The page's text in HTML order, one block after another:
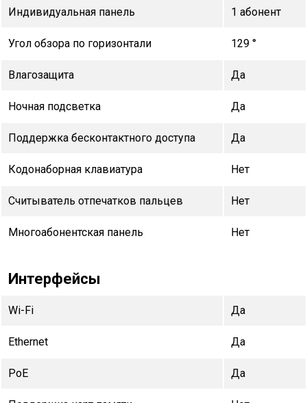
Индивидуальная панель 1 абонент
Угол обзора по горизонтали 129 °
Влагозащита Да
Ночная подсветка Да
Поддержка бесконтактного доступа Да
Кодонаборная клавиатура Нет
Считыватель отпечатков пальцев Нет
Многоабонентская панель Нет
Интерфейсы
Wi-Fi Да
Ethernet Да
PoE Да